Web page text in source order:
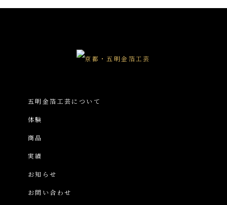
五明金箔工芸について
体験
商品
実績
お知らせ
お問い合わせ